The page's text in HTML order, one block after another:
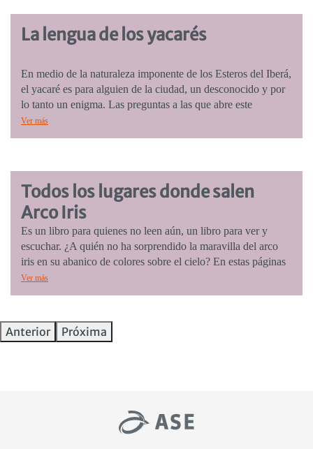
La lengua de los yacarés
En medio de la naturaleza imponente de los Esteros del Iberá,
el yacaré es para alguien de la ciudad, un desconocido y por
lo tanto un enigma. Las preguntas a las que abre este
pequeño gran libro son las que podrían inquietarnos: quién es
el otro, cómo es posible comprendernos; preguntas en
Ver más
Todos los lugares donde salen
Arco Iris
Es un libro para quienes no leen aún, un libro para ver y
escuchar. ¿A quién no ha sorprendido la maravilla del arco
iris en su abanico de colores sobre el cielo? En estas páginas
recorremos lugares sorprendentemente inusuales pero
capaces de alojar agua y luz; la combinación de la que nace
Ver más
Anterior Próxima